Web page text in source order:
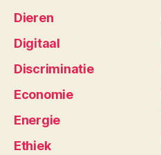
Dieren
Digitaal
Discriminatie
Economie
Energie
Ethiek